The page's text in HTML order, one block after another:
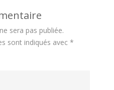
sera pas publiée.
sont indiqués avec *